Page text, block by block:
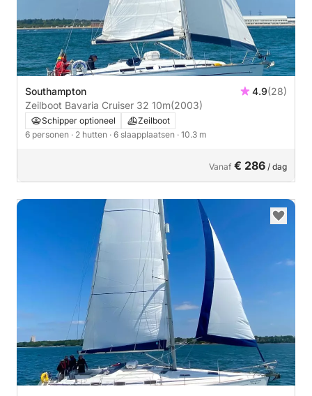
Southampton 4.9(28)
Zeilboot Bavaria Cruiser 32 10m(2003)
Schipper optioneel
Zeilboot
6 personen · 2 hutten · 6 slaapplaatsen · 10.3 m
Vanaf € 286 / dag